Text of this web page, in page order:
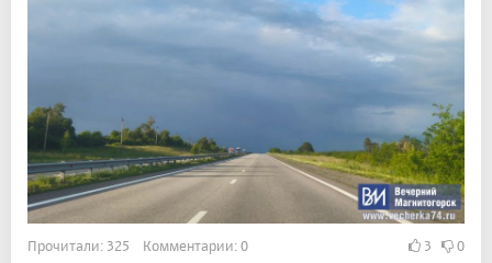
Прочитали: 325 Комментарии: 0 3 0